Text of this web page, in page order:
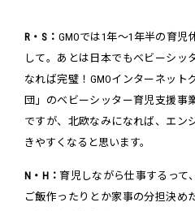
R・S： GMOでは1年～1年半の育
して。あとは日本でもベビーシッ
なれば完璧！GMOインターネッ
団」のベビーシッター育児支援事
ですが、北欧なみになれば、エン
きやすくなると思います。
N・H：育児しながら仕事するって
ご飯作ったりとか家事の分担決め